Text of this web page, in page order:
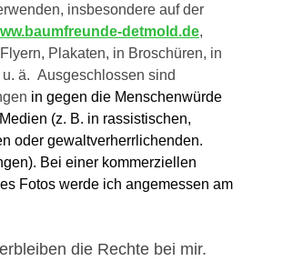
insbesondere auf der
detmold.de,
Plakaten, in Broschüren, in
ä. Ausgeschlossen sind
in gegen die Menschenwürde
(z. B. in rassistischen,
oder gewaltverherr­lichen­den.
Bei einer kommerziellen
Fotos werde ich angemessen am
die Rechte bei mir.